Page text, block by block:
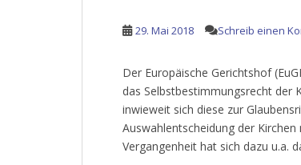
29. Mai 2018 Schreib einen
Der Europäische Gerichtshof
das Selbstbestimmungsrecht der
inwieweit sich diese zur
Auswahlentscheidung der
Vergangenheit hat sich dazu u.a.